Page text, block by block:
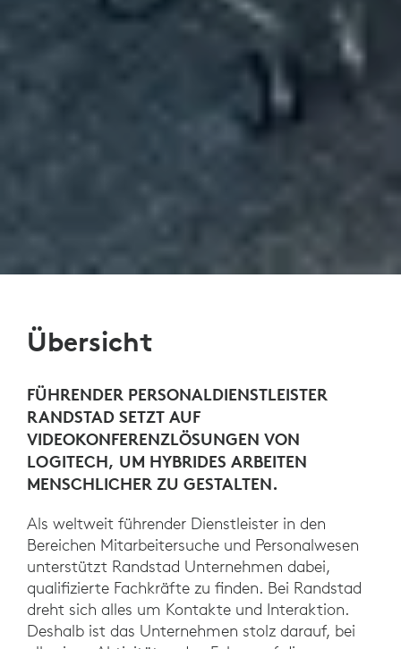
Übersicht
FÜHRENDER PERSONALDIENSTLEISTER
RANDSTAD SETZT AUF
VIDEOKONFERENZLÖSUNGEN VON
LOGITECH, UM HYBRIDES ARBEITEN
MENSCHLICHER ZU GESTALTEN.
Als weltweit führender Dienstleister in den
Bereichen Mitarbeitersuche und Personalwesen
unterstützt Randstad Unternehmen dabei,
qualifizierte Fachkräfte zu finden. Bei Randstad
dreht sich alles um Kontakte und Interaktion.
Deshalb ist das Unternehmen stolz darauf, bei